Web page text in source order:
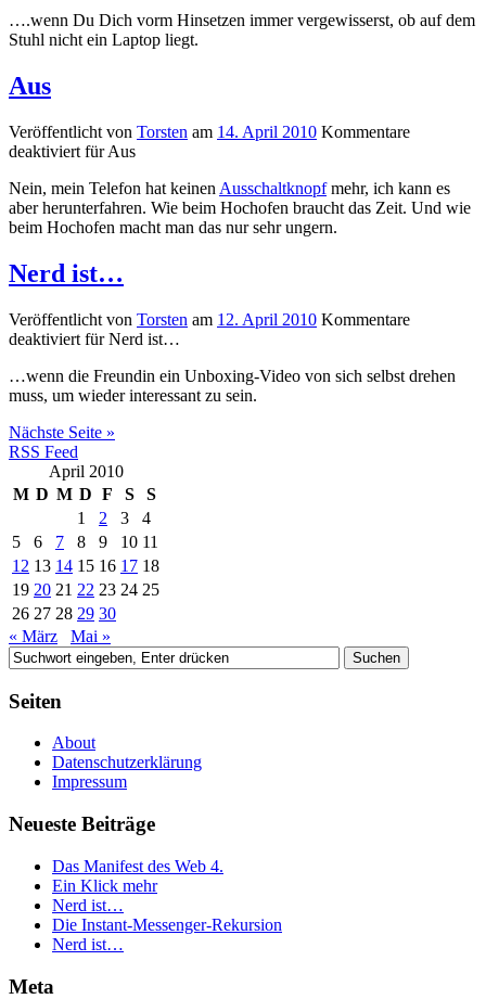
….wenn Du Dich vorm Hinsetzen immer vergewisserst, ob auf dem
Stuhl nicht ein Laptop liegt.
Aus
Veröffentlicht von Torsten am 14. April 2010 Kommentare
deaktiviert für Aus
Nein, mein Telefon hat keinen Ausschaltknopfmehr, ich kann es
aber herunterfahren. Wie beim Hochofen braucht das Zeit. Und wie
beim Hochofen macht man das nur sehr ungern.
Nerd ist…
Veröffentlicht von Torsten am 12. April 2010 Kommentare
deaktiviert für Nerd ist…
…wenn die Freundin ein Unboxing-Video von sich selbst drehen
muss, um wieder interessant zu sein.
Nächste Seite »
RSS Feed
April 2010
M D M D F S
S
1
2 3
4
5
6 7 8 9 10 11
12 13 14 15 16 17 18
19 20 21 22 23 24 25
26 27 28 29 30
« März
Mai »
Seiten
About
Datenschutzerklärung
Impressum
Neueste Beiträge
Das Manifest des Web 4.
Ein Klick mehr
Nerd ist…
Die Instant-Messenger-Rekursion
Nerd ist…
Meta